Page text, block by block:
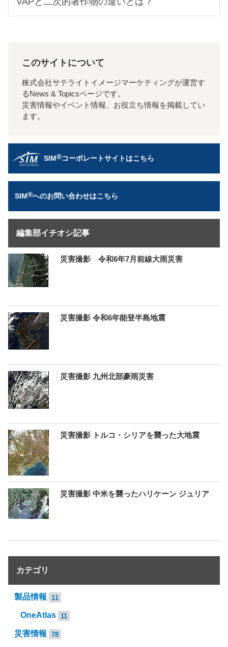
このサイトについて
株式会社サテライトイメージマーケティングが運営す
るNews & Topicsページです。
災害情報やイベント情報、お役立ち情報を掲載してい
ます。
SIM®コーポレートサイトはこちら
SIM®へのお問い合わせはこちら
編集部イチオシ記事
災害撮影 令和6年7月前線大雨災害
災害撮影 令和6年能登半島地震
災害撮影 九州北部豪雨災害
災害撮影 トルコ・シリアを襲った大地震
災害撮影 中米を襲ったハリケーン ジュリア
カテゴリ
製品情報 11
OneAtlas 11
災害情報 78